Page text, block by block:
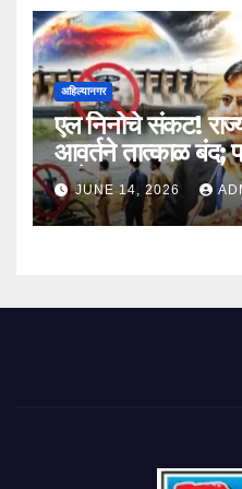
अहिल्यानगर
एल निनोचे संकट!
आवर्तने तात्काळ बंद;
आदेश
JUNE 14, 2026